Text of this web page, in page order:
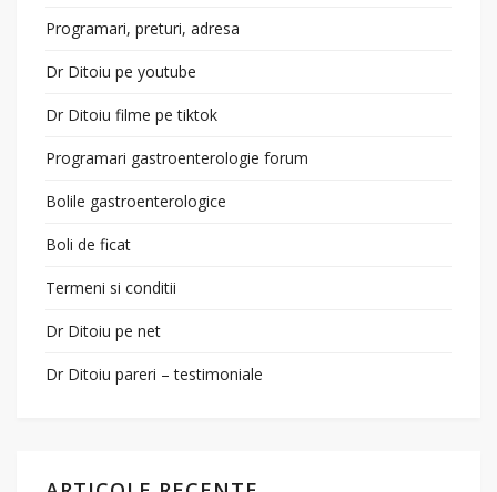
Programari, preturi, adresa
Dr Ditoiu pe youtube
Dr Ditoiu filme pe tiktok
Programari gastroenterologie forum
Bolile gastroenterologice
Boli de ficat
Termeni si conditii
Dr Ditoiu pe net
Dr Ditoiu pareri – testimoniale